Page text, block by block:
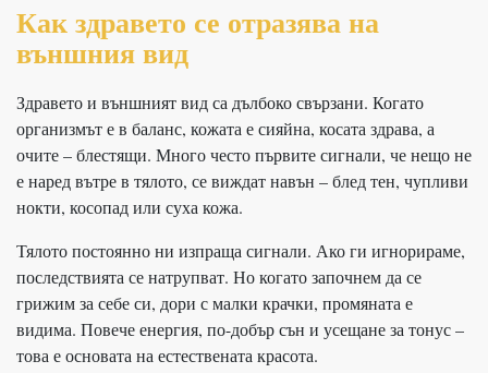
Как здравето се отразява на
външния вид
Здравето и външният вид са дълбоко свързани. Когато
организмът е в баланс, кожата е сияйна, косата здрава, а
очите – блестящи. Много често първите сигнали, че нещо не
е наред вътре в тялото, се виждат навън – блед тен, чупливи
нокти, косопад или суха кожа.
Тялото постоянно ни изпраща сигнали. Ако ги игнорираме,
последствията се натрупват. Но когато започнем да се
грижим за себе си, дори с малки крачки, промяната е
видима. Повече енергия, по-добър сън и усещане за тонус –
това е основата на естествената красота.